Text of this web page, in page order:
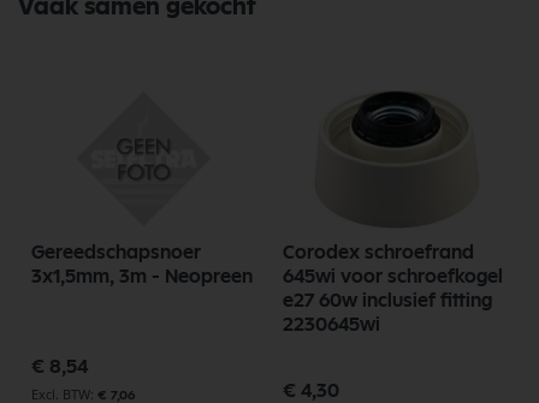
Vaak samen gekocht
Gereedschapsnoer
3x1,5mm, 3m - Neopreen
€ 8,54
€ 7,06
Corodex schroefrand
645wi voor schroefkogel
e27 60w inclusief fitting
2230645wi
€ 4,30